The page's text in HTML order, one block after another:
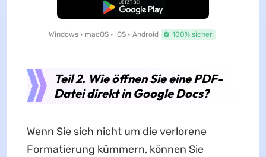
Kostenloser Download
Windows • macOS • iOS • Android 100% sicher
Teil 2. Wie öffnen Sie eine PDF-
Datei direkt in Google Docs?
Wenn Sie sich nicht um die verlorene
Formatierung kümmern, können Sie